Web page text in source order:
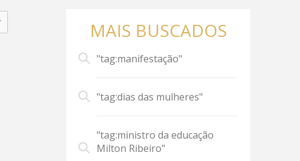
MAIS BUSCADOS
"tag:manifestação"
"tag:dias das mulheres"
"tag:ministro da educação
Milton Ribeiro"